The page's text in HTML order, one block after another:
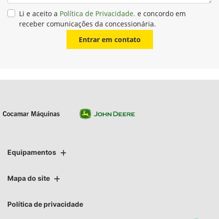
Li e aceito a Política de Privacidade. e concordo em
receber comunicações da concessionária.
Entrar em contato
Equipamentos
Mapa do site
Política de privacidade